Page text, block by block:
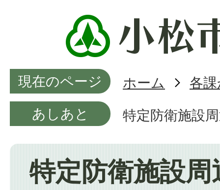
現在のページ ホーム
各
あしあと
特定防衛施設
特定防衛施設